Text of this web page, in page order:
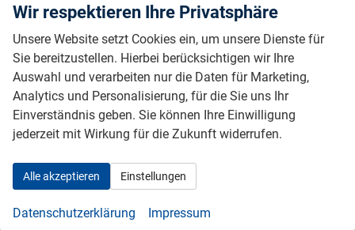
Fahrersitz mit elektrisch einstellbarer Zwei-Wege-
Lendenwirbelstütze
Rücksitzlehne (2. Sitzreihe) geteilt umklappbar
vorhanden
Mittelarmlehne hinten
vorhanden
Türinnengriffe schwarz
LED-Innenraumbeleuchtung vorne
vorhanden
LED-Innenraumbeleuchtung hinten
Mittelarmlehne vorn mit Ablagefach
Gepäckraumnetz
Wir respektieren Ihre Privatsphäre
Unsere Website setzt Cookies ein, um unsere Dienste für
Sie bereitzustellen. Hierbei berücksichtigen wir Ihre
Auswahl und verarbeiten nur die Daten für Marketing,
Analytics und Personalisierung, für die Sie uns Ihr
Einverständnis geben. Sie können Ihre Einwilligung
jederzeit mit Wirkung für die Zukunft widerrufen.
Alle akzeptieren Einstellungen
Datenschutzerklärung Impressum